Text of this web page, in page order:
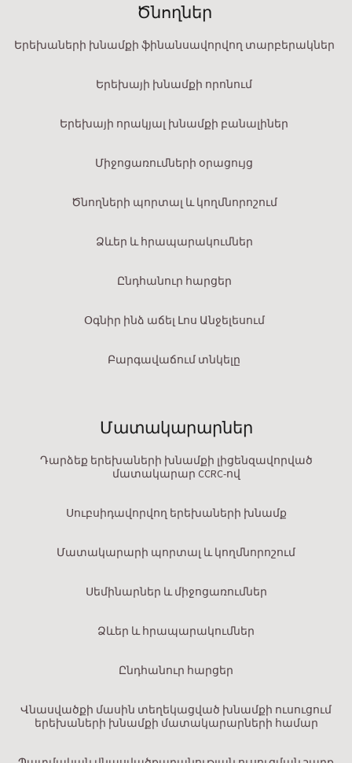
Ծնողներ
Երեխաների խնամքի ֆինանսավորվող տարբերակներ
Երեխայի խնամքի որոնում
Երեխայի որակյալ խնամքի բանալիներ
Միջոցառումների օրացույց
Ծնողների պորտալ և կողմնորոշում
Ձևեր և հրապարակումներ
Ընդհանուր հարցեր
Օգնիր ինձ աճել Լոս Անջելեսում
Բարգավաճում տնկելը
Մատակարարներ
Դարձեք երեխաների խնամքի լիցենզավորված
մատակարար CCRC-ով
Սուբսիդավորվող երեխաների խնամք
Մատակարարի պորտալ և կողմնորոշում
Սեմինարներ և միջոցառումներ
Ձևեր և հրապարակումներ
Ընդհանուր հարցեր
Վնասվածքի մասին տեղեկացված խնամքի ուսուցում
երեխաների խնամքի մատակարարների համար